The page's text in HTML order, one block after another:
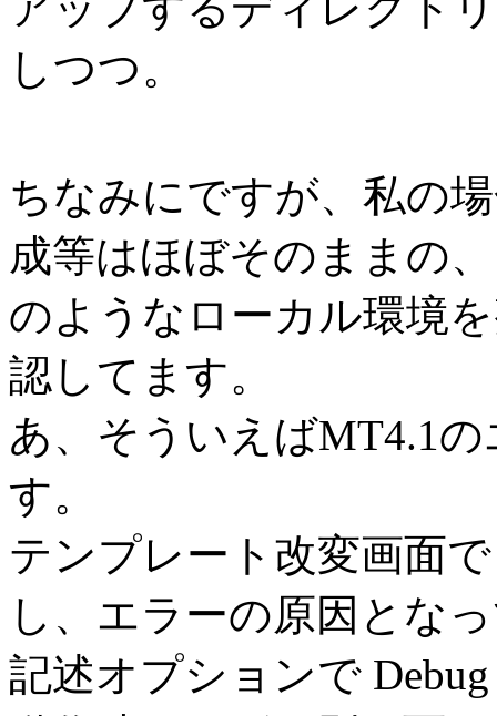
しつつ。
ちなみにですが、私の
成等はほぼそのままの
のようなローカル環境
認してます。
あ、そういえばMT4.1
す。
テンプレート改変画面
し、エラーの原因とな
記述オプションで